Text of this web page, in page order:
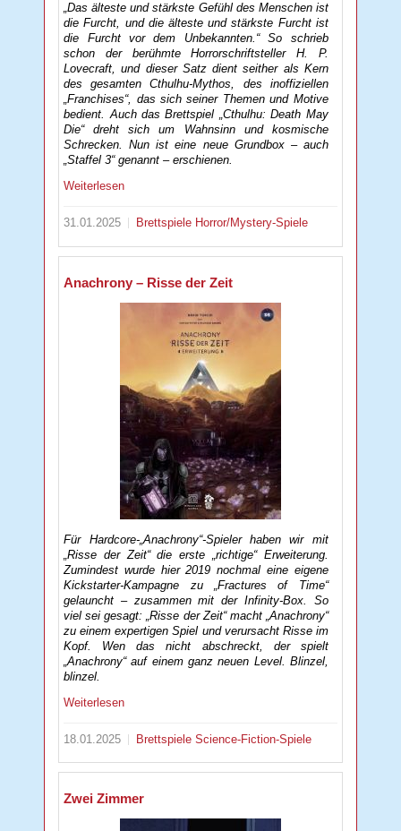
„Das älteste und stärkste Gefühl des Menschen ist
die Furcht, und die älteste und stärkste Furcht ist
die Furcht vor dem Unbekannten.“ So schrieb
schon der berühmte Horrorschriftsteller H. P.
Lovecraft, und dieser Satz dient seither als Kern
des gesamten Cthulhu-Mythos, des inoffiziellen
„Franchises“, das sich seiner Themen und Motive
bedient. Auch das Brettspiel „Cthulhu: Death May
Die“ dreht sich um Wahnsinn und kosmische
Schrecken. Nun ist eine neue Grundbox – auch
„Staffel 3“ genannt – erschienen.
Weiterlesen
31.01.2025 Brettspiele Horror/Mystery-Spiele
Anachrony – Risse der Zeit
Für Hardcore-„Anachrony“-Spieler haben wir mit
„Risse der Zeit“ die erste „richtige“ Erweiterung.
Zumindest wurde hier 2019 nochmal eine eigene
Kickstarter-Kampagne zu „Fractures of Time“
gelauncht – zusammen mit der Infinity-Box. So
viel sei gesagt: „Risse der Zeit“ macht „Anachrony“
zu einem expertigen Spiel und verursacht Risse im
Kopf. Wen das nicht abschreckt, der spielt
„Anachrony“ auf einem ganz neuen Level. Blinzel,
blinzel.
Weiterlesen
18.01.2025 BrettspieleScience-Fiction-Spiele
Zwei Zimmer